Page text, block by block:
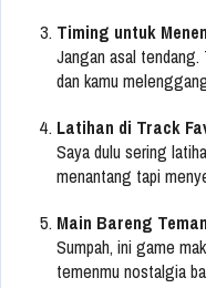
Timing untuk
Jangan asal
dan kamu
Latihan di Track
Saya dulu sering
menantang tapi
Main Bareng Teman
Sumpah, ini game
temenmu nostalgia